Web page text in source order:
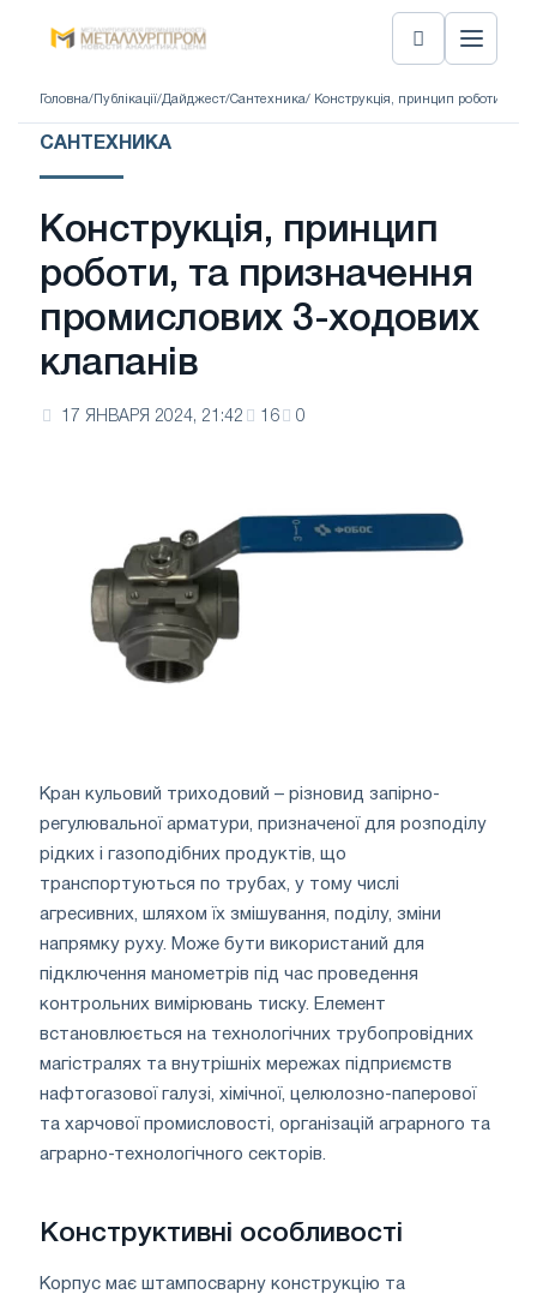
Головна/ Публікації/Дайджест/Сантехника/ Конструкція, принцип роботи, та
САНТЕХНИКА
Конструкція, принцип
роботи, та призначення
промислових 3-ходових
клапанів
17 ЯНВАРЯ 2024, 21:42 16 0
Кран кульовий триходовий – різновид запірно-
регулювальної арматури, призначеної для розподілу
рідких і газоподібних продуктів, що
транспортуються по трубах, у тому числі
агресивних, шляхом їх змішування, поділу, зміни
напрямку руху. Може бути використаний для
підключення манометрів під час проведення
контрольних вимірювань тиску. Елемент
встановлюється на технологічних трубопровідних
магістралях та внутрішніх мережах підприємств
нафтогазової галузі, хімічної, целюлозно-паперової
та харчової промисловості, організацій аграрного та
аграрно-технологічного секторів.
Конструктивні особливості
Корпус має штампосварну конструкцію та